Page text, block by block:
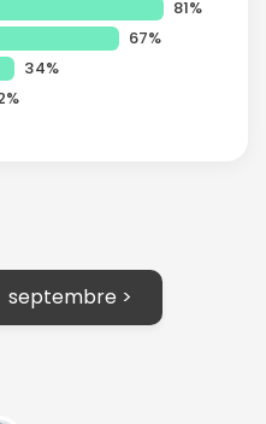
81%
67%
34%
septembre >